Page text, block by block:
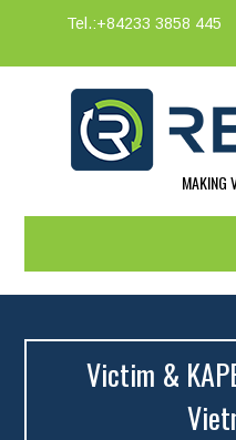
Tel.:+84233 3858 445
MAKING
Victim &